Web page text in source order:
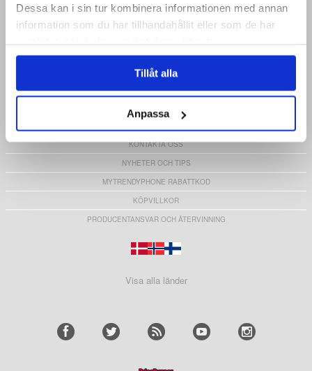
Dessa kan i sin tur kombinera informationen med annan
information som du har tillhandahållit eller som de har
Tillåt alla
Anpassa
LOGGA IN
RETURVAROR
CLUB TRENDY
KONTAKTA OSS
NYHETER OCH TIPS
MYTRENDYPHONE RABATTKOD
KÖPVILLKOR
PRODUCENTANSVAR OCH ÅTERVINNING
Visa alla länder